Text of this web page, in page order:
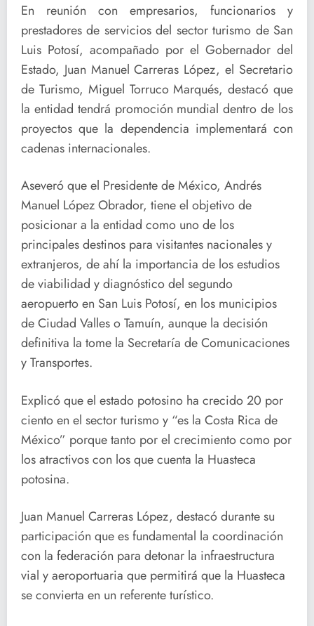
En reunión con empresarios, funcionarios y
prestadores de servicios del sector turismo de San
Luis Potosí, acompañado por el Gobernador del
Estado, Juan Manuel Carreras López, el Secretario
de Turismo, Miguel Torruco Marqués, destacó que
la entidad tendrá promoción mundial dentro de los
proyectos que la dependencia implementará con
cadenas internacionales.
Aseveró que el Presidente de México, Andrés
Manuel López Obrador, tiene el objetivo de
posicionar a la entidad como uno de los
principales destinos para visitantes nacionales y
extranjeros, de ahí la importancia de los estudios
de viabilidad y diagnóstico del segundo
aeropuerto en San Luis Potosí, en los municipios
de Ciudad Valles o Tamuín, aunque la decisión
definitiva la tome la Secretaría de Comunicaciones
y Transportes.
Explicó que el estado potosino ha crecido 20 por
ciento en el sector turismo y “es la Costa Rica de
México” porque tanto por el crecimiento como por
los atractivos con los que cuenta la Huasteca
potosina.
Juan Manuel Carreras López, destacó durante su
participación que es fundamental la coordinación
con la federación para detonar la infraestructura
vial y aeroportuaria que permitirá que la Huasteca
se convierta en un referente turístico.